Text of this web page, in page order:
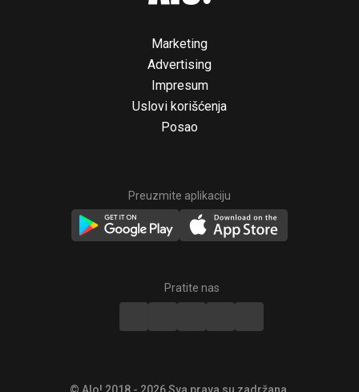
Marketing
Advertising
Impresum
Uslovi korišćenja
Posao
Preuzmite aplikaciju